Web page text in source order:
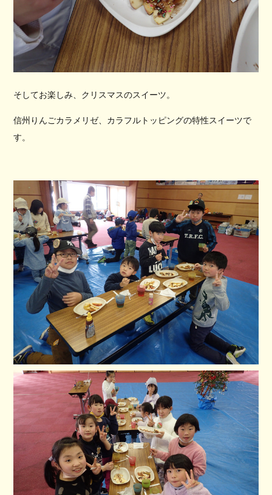
そしてお楽しみ、クリスマスのスイーツ。
信州りんごカラメリゼ、カラフルトッピングの特性スイーツで
す。